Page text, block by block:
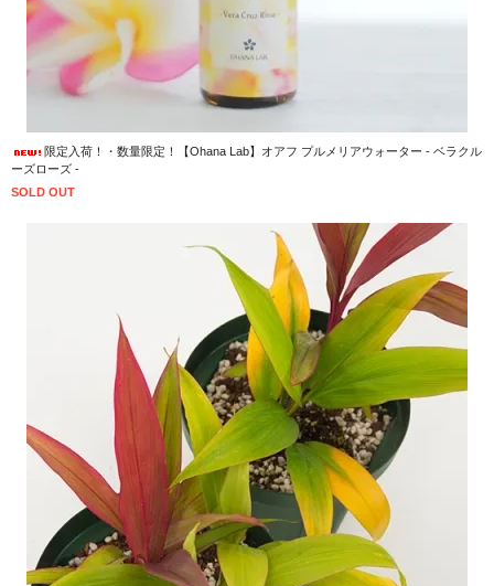
限定入荷！・数量限定！【Ohana Lab】オアフ プルメリアウォーター - ベラクル
ーズローズ -
SOLD OUT